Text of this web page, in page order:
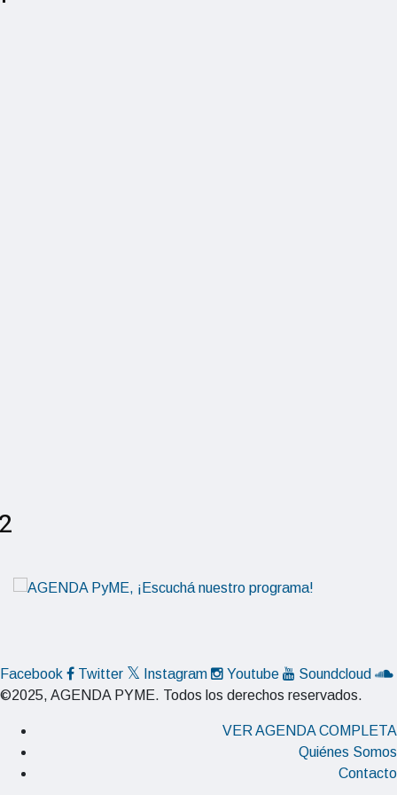
Facebook Twitter Instagram Youtube
Soundcloud
©2025, AGENDA PYME. Todos los derechos reservados.
VER AGENDA COMPLETA
Quiénes Somos
Contacto